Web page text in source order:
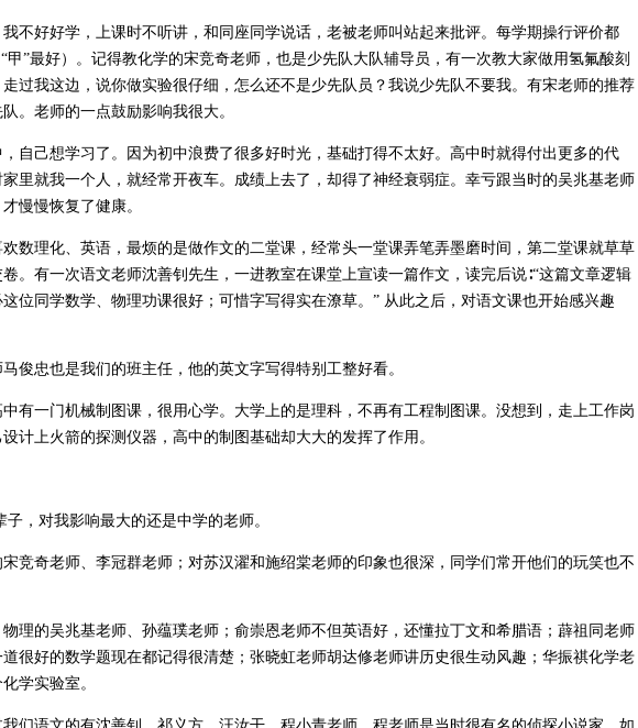
好好学，上课时不听讲，和同座同学说话，老被老师叫站起来批评。每学期操行评价都
甲”最好）。记得教化学的宋竞奇老师，也是少先队大队辅导员，有一次教大家做用氢氟酸刻
过我这边，说你做实验很仔细，怎么还不是少先队员？我说少先队不要我。有宋老师的推荐
。老师的一点鼓励影响我很大。
己想学习了。因为初中浪费了很多好时光，基础打得不太好。高中时就得付出更多的代
里就我一个人，就经常开夜车。成绩上去了，却得了神经衰弱症。幸亏跟当时的吴兆基老师
慢慢恢复了健康。
理化、英语，最烦的是做作文的二堂课，经常头一堂课弄笔弄墨磨时间，第二堂课就草草
。有一次语文老师沈善钊先生，一进教室在课堂上宣读一篇作文，读完后说∶“这篇文章逻辑
位同学数学、物理功课很好；可惜字写得实在潦草。” 从此之后，对语文课也开始感兴趣
忠也是我们的班主任，他的英文字写得特别工整好看。
一门机械制图课，很用心学。大学上的是理科，不再有工程制图课。没想到，走上工作岗
计上火箭的探测仪器，高中的制图基础却大大的发挥了作用。
对我影响最大的还是中学的老师。
奇老师、李冠群老师；对苏汉濯和施绍棠老师的印象也很深，同学们常开他们的玩笑也不
的吴兆基老师、孙蕴璞老师；俞崇恩老师不但英语好，还懂拉丁文和希腊语；薜祖同老师
很好的数学题现在都记得很清楚；张晓虹老师胡达修老师讲历史很生动风趣；华振祺化学老
学实验室。